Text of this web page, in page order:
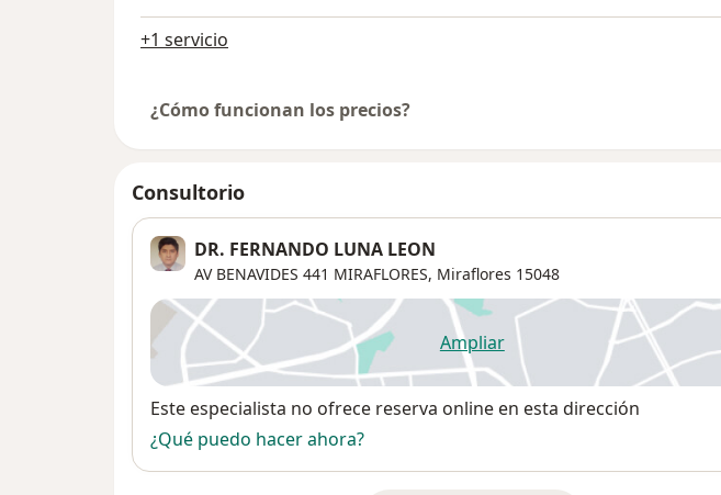
+1 servicio
¿Cómo funcionan los precios?
Consultorio
DR. FERNANDO LUNA LEON
AV BENAVIDES 441 MIRAFLORES, Miraflores 15048
Ampliarse abre en una nueva pestaña
Disponibilidad
Este especialista no ofrece reserva online en esta dirección
¿Qué puedo hacer ahora?